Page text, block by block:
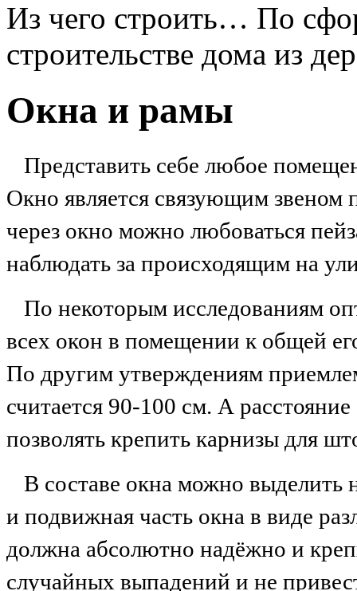
Из чего строить… По
строительстве дома из
Окна и рамы
Представить себе любое
Окно является связующим
через окно можно любоваться
наблюдать за происходящим на
По некоторым исследованиям
всех окон в помещении к общей
По другим утверждениям
считается 90-100 см. А
позволять крепить карнизы для
В составе окна можно выделить
и подвижная часть окна в виде
должна абсолютно надёжно и
случайных выпадений и не